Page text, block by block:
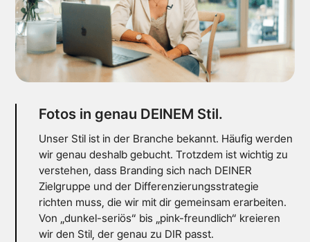
Fotos in genau DEINEM Stil.
Unser Stil ist in der Branche bekannt. Häufig werden
wir genau deshalb gebucht. Trotzdem ist wichtig zu
verstehen, dass Branding sich nach DEINER
Zielgruppe und der Differenzierungsstrategie
richten muss, die wir mit dir gemeinsam erarbeiten.
Von „dunkel-seriös“ bis „pink-freundlich“ kreieren
wir den Stil, der genau zu DIR passt.